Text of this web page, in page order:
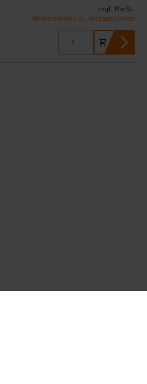
zzgl. MwSt.
Informationen zu Versandkosten